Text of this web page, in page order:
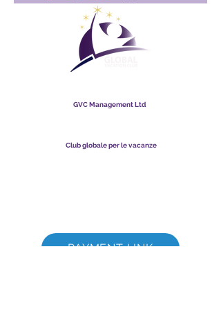
GVC Management Ltd
Club globale per le vacanze
PAYMENT LINK